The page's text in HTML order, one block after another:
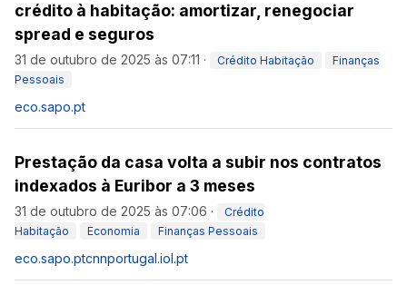
crédito à habitação: amortizar, renegociar
spread e seguros
31 de outubro de 2025 às 07:11 · Crédito Habitação
Finanças
Pessoais
eco.sapo.pt
Prestação da casa volta a subir nos contratos
indexados à Euribor a 3 meses
31 de outubro de 2025 às 07:06 ·
Crédito
Habitação
Economia Finanças Pessoais
eco.sapo.ptcnnportugal.iol.pt